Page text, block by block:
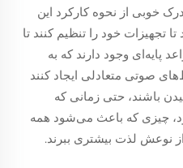
خوبی از نحوه کارکرد این
تا تجهیزات خود را تنظیم کنند تا
پایه‌ای وجود دارند که به
صوتی متعادلی ایجاد کنند
باشند، حتی زمانی که
چیزی که باعث می‌شود همه